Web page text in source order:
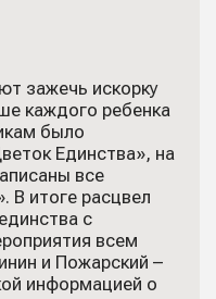
зажечь искорку
каждого ребенка
было
Единства», на
все
В итоге расцвел
с
всем
и Пожарский –
информацией о